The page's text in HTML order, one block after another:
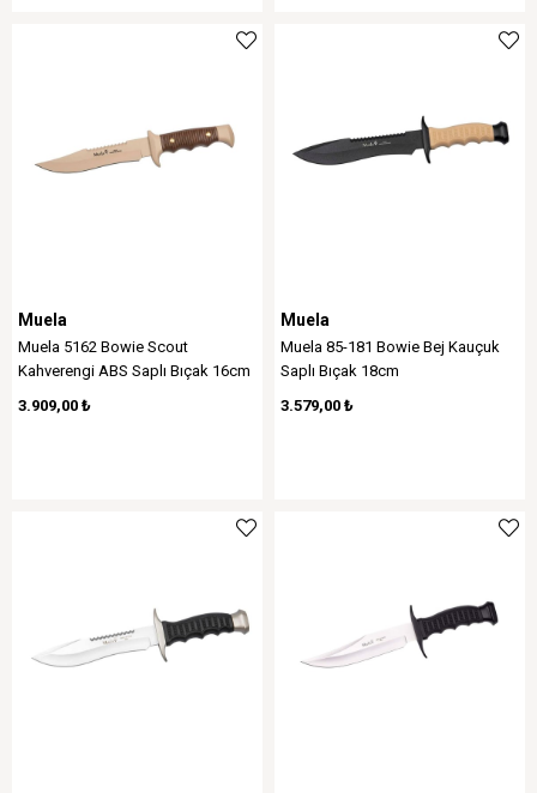
Muela
Muela 5162 Bowie Scout
Kahverengi ABS Saplı Bıçak 16cm
3.909,00 ₺
Muela
Muela 85-181 Bowie Bej Kauçuk
Saplı Bıçak 18cm
3.579,00 ₺